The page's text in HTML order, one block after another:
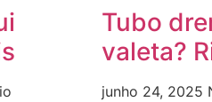
Tubo
valeta?
junho 24, 2025